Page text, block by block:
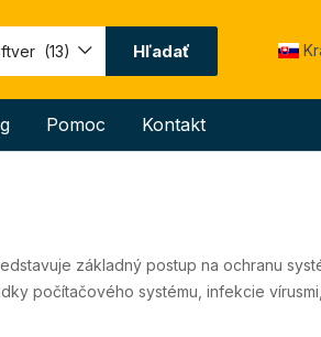
(13) Hľadať
Pomoc Kontakt
základný postup na ochranu
počítačového systému, infekcie